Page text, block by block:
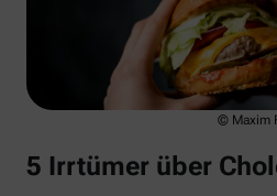
© Maxim
5 Irrtümer über